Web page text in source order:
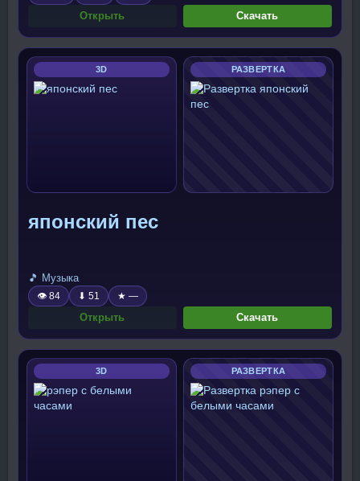
Открыть Скачать
3D РАЗВЕРТКА
японский пес
🎵 Музыка
👁 84 ⬇ 51 ★ —
Открыть Скачать
3D РАЗВЕРТКА